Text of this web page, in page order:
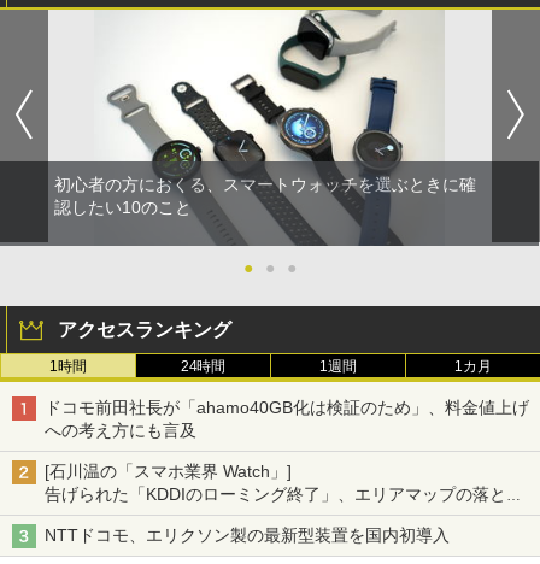
初心者の方におくる、スマートウォッチを選ぶときに確
認したい10のこと
● ● ●
アクセスランキング
1時間 24時間 1週間 1カ月
ドコモ前田社長が「ahamo40GB化は検証のため」、料金値上げ
への考え方にも言及
[石川温の「スマホ業界 Watch」]
告げられた「KDDIのローミング終了」、エリアマップの落とし
穴と楽天モバイルの課題
NTTドコモ、エリクソン製の最新型装置を国内初導入